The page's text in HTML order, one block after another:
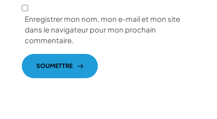
Enregistrer mon nom, mon e-mail et mon site
dans le navigateur pour mon prochain
commentaire.
SOUMETTRE